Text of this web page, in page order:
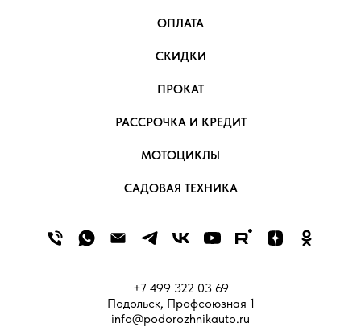
ОПЛАТА
СКИДКИ
ПРОКАТ
РАССРОЧКА И КРЕДИТ
МОТОЦИКЛЫ
САДОВАЯ ТЕХНИКА
+7 499 322 03 69
Подольск, Профсоюзная 1
info@podorozhnikauto.ru